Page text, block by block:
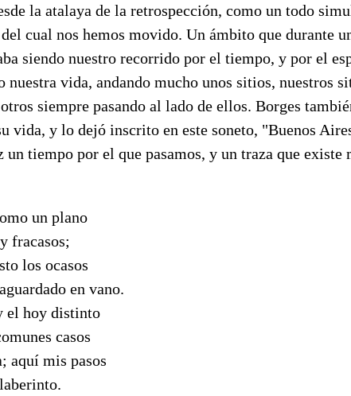
la atalaya de la retrospección, como un todo
cual nos hemos movido. Un ámbito que durante
siendo nuestro recorrido por el tiempo, y por el
nuestra vida, andando mucho unos sitios, nuestros
siempre pasando al lado de ellos. Borges
vida, y lo dejó inscrito en este soneto, "Buenos
un tiempo por el que pasamos, y un traza que existe
un plano
fracasos;
los ocasos
en vano.
el hoy distinto
casos
aquí mis pasos